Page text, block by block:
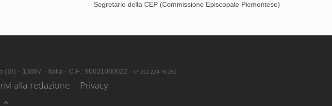
Segretario della CEP (Commissione Episcopale Piemontese)
(BI) - 13887 - Italia - C.F.: 90031080022 - IP 212.224.76.252
alla redazione Privacy